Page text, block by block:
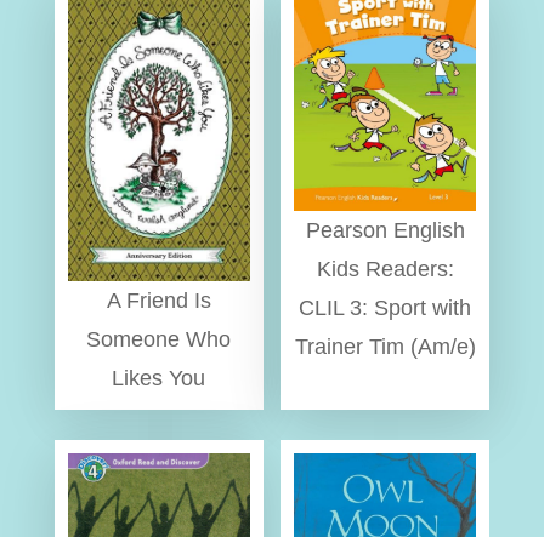
A Friend Is
Someone Who
Likes You
Pearson English
Kids Readers:
CLIL 3: Sport with
Trainer Tim (Am/e)